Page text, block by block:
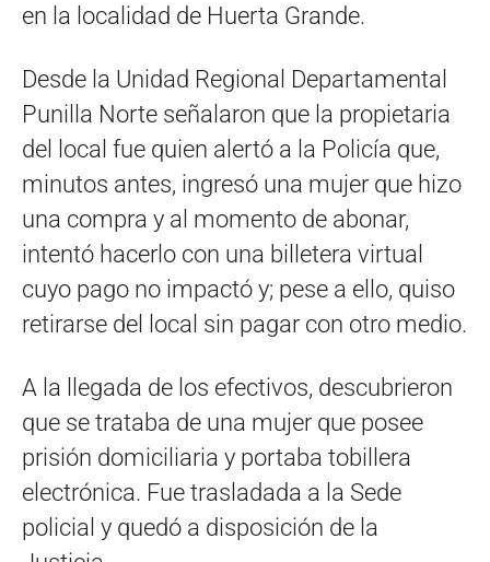
en la localidad de Huerta Grande.
Desde la Unidad Regional Departamental
Punilla Norte señalaron que la propietaria
del local fue quien alertó a la Policía que,
minutos antes, ingresó una mujer que hizo
una compra y al momento de abonar,
intentó hacerlo con una billetera virtual
cuyo pago no impactó y; pese a ello, quiso
retirarse del local sin pagar con otro medio.
A la llegada de los efectivos, descubrieron
que se trataba de una mujer que posee
prisión domiciliaria y portaba tobillera
electrónica. Fue trasladada a la Sede
policial y quedó a disposición de la